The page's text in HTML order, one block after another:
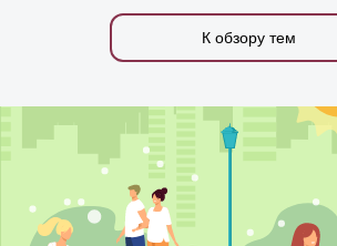
К обзору тем